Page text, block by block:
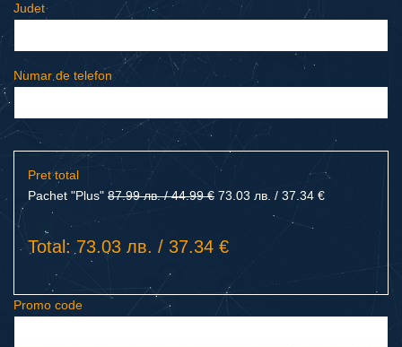
Judet
Numar de telefon
Pret total
Pachet "Plus" 87.99 лв. / 44.99 € 73.03 лв. / 37.34 €
Total: 73.03 лв. / 37.34 €
Promo code